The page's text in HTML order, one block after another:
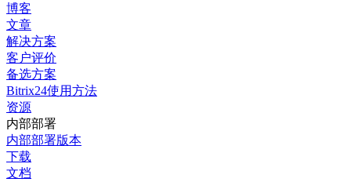
博客
文章
解决方案
客户评价
备选方案
Bitrix24使用方法
资源
内部部署
内部部署版本
下载
文档